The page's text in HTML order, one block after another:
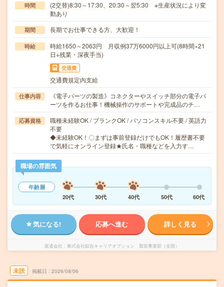
時間
(2交替)8:30～17:30、20:30～翌5:30 ※生産状況により変
動あり
期間 長期でお仕事できる方、大歓迎！
時給
時給1650～2063円 月収例37万6000円以上可(8時間×21
日+残業・深夜手当)
交通費
交通費規定内支給
仕事内容
《電子パーツの製造》コネクターやスイッチ部分の電子パ
ーツを作るお仕事！機械操作のサポートや完成品のチ…
応募資格
職種未経験OK / ブランクOK / パソコンスキル不要 / 英語力
不要
◆未経験OK！〇まずは事前登録だけでもOK！履歴書不要
で気軽にオンライン登録★氏名・職種などを入力す…
職場の雰囲気
年齢層
20代
30代 40代 50代 60代
気になる! 応募へ進む 詳しく見る
派遣会社 株式会社綜合キャリアオプション 製造事業部（全国）
未読 掲載日 2026/08/06